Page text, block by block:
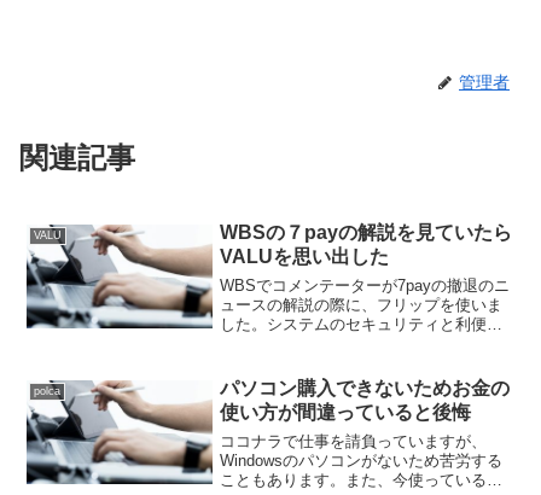
管理者
関連記事
VALU
WBSの７payの解説を見ていたら
VALUを思い出した
WBSでコメンテーターが7payの撤退のニ
ュースの解説の際に、フリップを使いま
した。システムのセキュリティと利便性
ステムを設計すると、セキュリティが脆
弱になってしまう。...
polca
パソコン購入できないためお金の
使い方が間違っていると後悔
ココナラで仕事を請負っていますが、
Windowsのパソコンがないため苦労する
こともあります。また、今使っている